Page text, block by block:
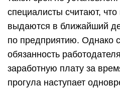
специалисты считают,
выдаются в ближайший
по предприятию. Однако
обязанность
заработную плату за
прогула наступает